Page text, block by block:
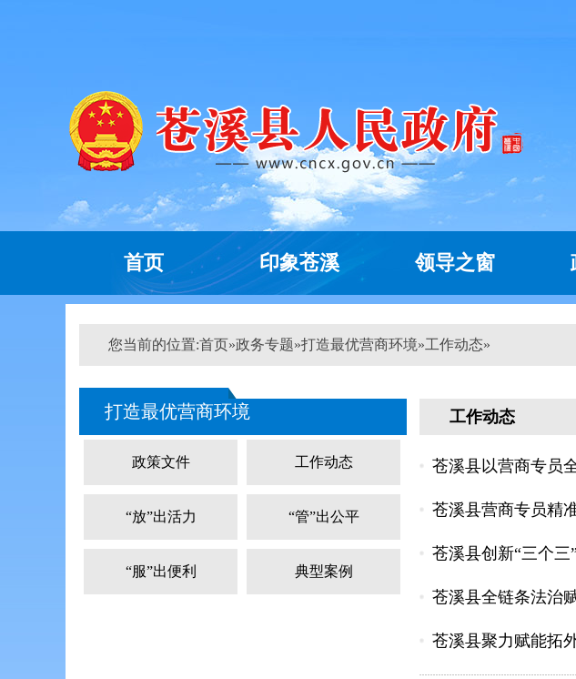
首页 印象苍溪 领导之窗
您当前的位置:首页»政务专题»打造最优营商环境»工作动态»
打造最优营商环境
政策文件 工作动态
“放”出活力 “管”出公平
“服”出便利 典型案例
工作动态
苍溪县以营商专员
苍溪县营商专员精
苍溪县创新“三个
苍溪县全链条法治
苍溪县聚力赋能拓